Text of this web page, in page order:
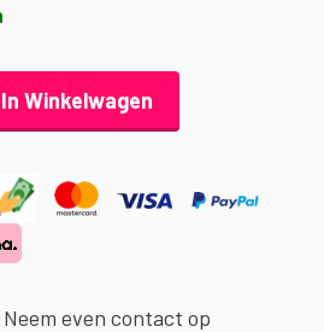
In Winkelwagen
even contact op